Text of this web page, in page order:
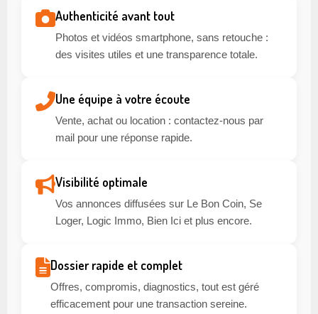
Authenticité avant tout
Photos et vidéos smartphone, sans retouche :
des visites utiles et une transparence totale.
Une équipe à votre écoute
Vente, achat ou location : contactez-nous par
mail pour une réponse rapide.
Visibilité optimale
Vos annonces diffusées sur Le Bon Coin, Se
Loger, Logic Immo, Bien Ici et plus encore.
Dossier rapide et complet
Offres, compromis, diagnostics, tout est géré
efficacement pour une transaction sereine.